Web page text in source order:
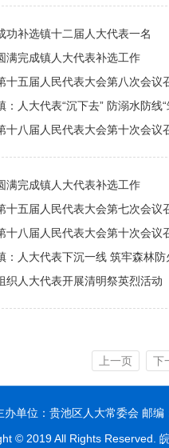
功补选镇十二届人大代表一名
满完成镇人大代表补选工作
十五届人民代表大会第八次会议
：人大代表“沉下去” 防溺水防线“
十八届人民代表大会第十次会议
满完成镇人大代表补选工作
十五届人民代表大会第七次会议
十八届人民代表大会第十次会议
：人大代表下沉一线 筑牢森林防
织人大代表开展清明祭英烈活动
上一页 下
办单位：贵池区人大常委会 邮
© 2019 All Rights Reserved.